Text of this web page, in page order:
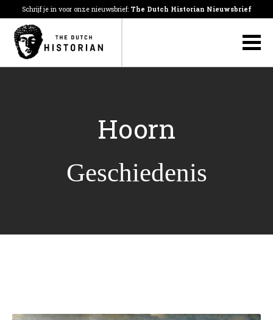
Schrijf je in voor onze nieuwsbrief: The Dutch Historian Nieuwsbrief
Hoorn
Geschiedenis